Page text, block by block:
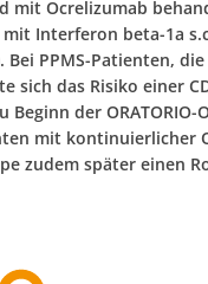
mit Ocrelizumab
Interferon beta-1a
PPMS-Patienten,
das Risiko einer
der ORATORIO-
mit kontinuierlicher
zudem später einen